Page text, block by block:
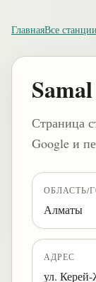
ГлавнаяВсе станции
Страница
Google и
ОБЛАСТЬ/
Алматы
АДРЕС
ул.